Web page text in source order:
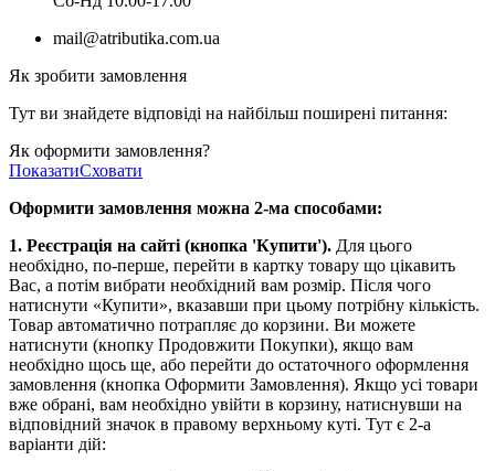
mail@atributika.com.ua
Як зробити замовлення
Тут ви знайдете відповіді на найбільш поширені питання:
Як оформити замовлення?
ПоказатиСховати
Оформити замовлення можна 2-ма способами:
1. Реєстрація на сайті (кнопка 'Купити'). Для цього
необхідно, по-перше, перейти в картку товару що цікавить
Вас, а потім вибрати необхідний вам розмір. Після чого
натиснути «Купити», вказавши при цьому потрібну кількість.
Товар автоматично потрапляє до корзини. Ви можете
натиснути (кнопку Продовжити Покупки), якщо вам
необхідно щось ще, або перейти до остаточного оформлення
замовлення (кнопка Оформити Замовлення). Якщо усі товари
вже обрані, вам необхідно увійти в корзину, натиснувши на
відповідний значок в правому верхньому куті. Тут є 2-а
варіанти дій: